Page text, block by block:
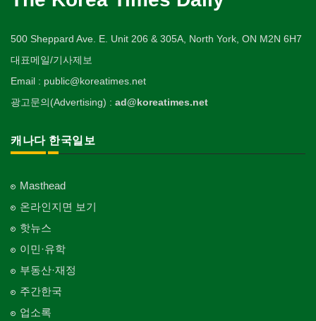
500 Sheppard Ave. E. Unit 206 & 305A, North York, ON M2N 6H7
대표메일/기사제보
Email : public@koreatimes.net
광고문의(Advertising) : ad@koreatimes.net
캐나다 한국일보
Masthead
온라인지면 보기
핫뉴스
이민·유학
부동산·재정
주간한국
업소록